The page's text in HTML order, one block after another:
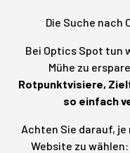
Die Suche nach
Bei Optics Spot tun
Mühe zu
Rotpunktvisiere,
so einfach
Achten Sie darauf,
Website zu wählen: